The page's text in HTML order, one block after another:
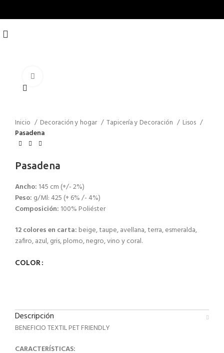
Inicio Decoración y hogar Tapicería y Decoración
Lisos
Pasadena
Pasadena
Ancho: 145 cm (+/- 2%)
Peso: g/Ml: 425 (+ 6% /- 4%)
Composición: 100% Poliéster
12 colores en carta: beige, taupe, avellana, terra, esmeralda,
zafiro, azul, gris, plomo, negro, vino y coral.
COLOR
Descripción
BENEFICIO TEXTIL PET FRIENDLY
CARACTERÍSTICAS: